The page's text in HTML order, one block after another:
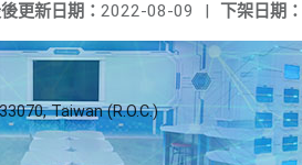
下架日期：
更新日期： 2022-08-09 |
Taiwan (R.O.C.)